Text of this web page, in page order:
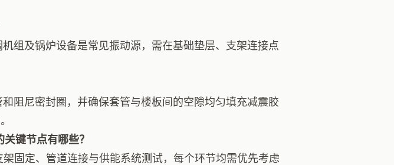
组及锅炉设备是常见振动源，需在基础垫层、支架连接点
阻尼密封圈，并确保套管与楼板间的空隙均匀填充减震胶
键节点有哪些？
固定、管道连接与供能系统测试，每个环节均需优先考虑